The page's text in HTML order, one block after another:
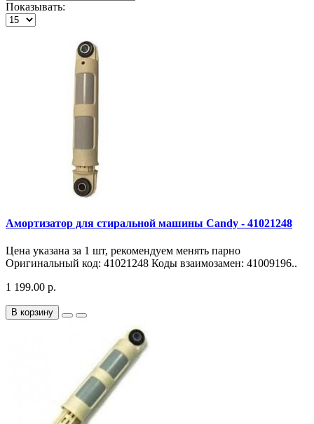
Показывать:
Амортизатор для стиральной машины Candy - 41021248
Цена указана за 1 шт, рекомендуем менять парно
Оригинальный код: 41021248 Коды взаимозамен: 41009196..
1 199.00 р.
В корзину